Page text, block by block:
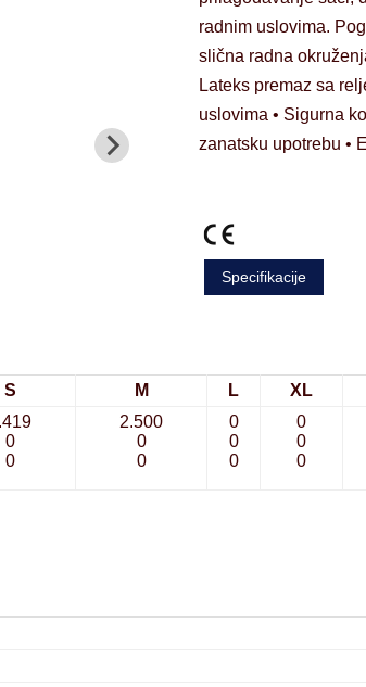
radnim uslovima.
slična radna
Lateks premaz sa
uslovima • Sigurna
zanatsku upotrebu •
Specifikacije
S M L XL
0
0
2.500
0
0
0
0
0
0
0
0